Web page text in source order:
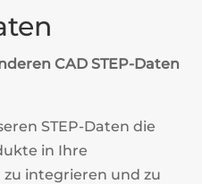
CAD STEP-Daten
STEP-Daten die
in Ihre
integrieren und zu